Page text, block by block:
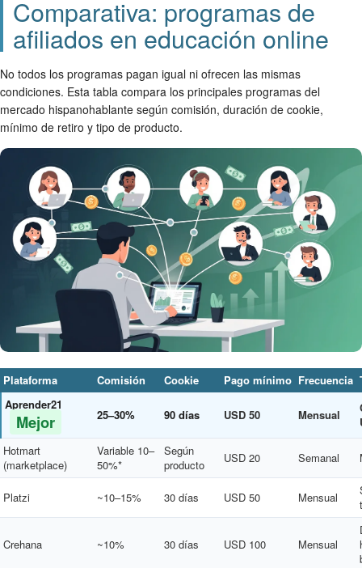
Comparativa: programas de
afiliados en educación online
No todos los programas pagan igual ni ofrecen las mismas
condiciones. Esta tabla compara los principales programas del
mercado hispanohablante según comisión, duración de cookie,
mínimo de retiro y tipo de producto.
Plataforma Comisión Cookie Pago mínimo Frecuencia
Aprender21
Mejor 25–30% 90 días USD 50 Mensual
Hotmart
(marketplace)
Variable 10–
50%*
Según
producto
USD 20 Semanal
Platzi ~10–15% 30 días USD 50 Mensual
Crehana ~10% 30 días USD 100 Mensual